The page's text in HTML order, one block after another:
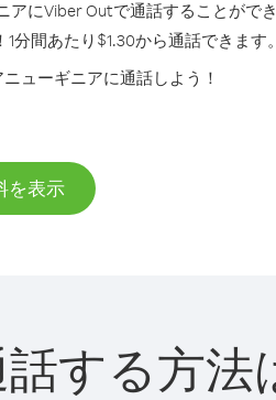
にViber Outで通話することができ
間あたり$1.30から通話できます。
ューギニアに通話しよう！
を表示
する方法